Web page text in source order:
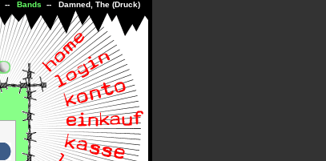
-- Bands -- Damned, The (Druck)